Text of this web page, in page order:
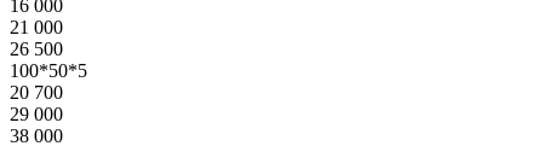
16 000
21 000
26 500
100*50*5
20 700
29 000
38 000